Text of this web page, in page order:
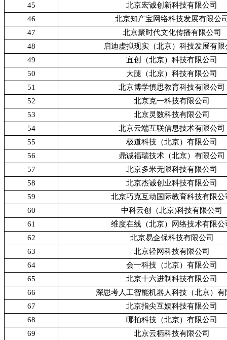
45
北京宏诚创新科技有限公司
46
北京知产宝网络科技发展有限公
47
北京聚时代文化传播有限公司
48
启迪虚拟现实（北京）科技发展有限
49
宜创（北京）科技有限公司
50
大腿（北京）科技有限公司
51
北京博学慎思教育科技有限公司
52
北京克一科技有限公司
53
北京灵数科技有限公司
54
北京云端互联信息技术有限公司
55
极道科技（北京）有限公司
56
鼎诚福瑞技术（北京）有限公司
57
北京多米无限科技有限公司
58
北京杰诚创业科技有限公司
59
北京巧克互动国际教育科技有限公
60
中科云创（北京)科技有限公司
61
维度在线（北京）网络技术有限公
62
北京易企保科技有限公司
63
北京轻网科技有限公司
64
会一科技（北京）有限公司
65
北京十六进制科技有限公司
66
深思考人工智能机器人科技（北京）有
67
北京指尖互娱科技有限公司
68
哪拍科技（北京）有限公司
69
北京云栖科技有限公司